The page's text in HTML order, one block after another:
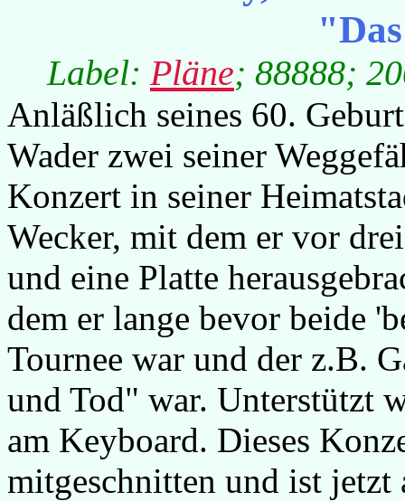
Label:Pläne; 88888;
Anläßlich seines 60.
Wader zwei seiner
Konzert in seiner
Wecker, mit dem er vor
und eine Platte
dem er lange bevor beide
Tournee war und der z.B.
und Tod" war. Unterstützt
am Keyboard. Dieses
mitgeschnitten und ist jetzt